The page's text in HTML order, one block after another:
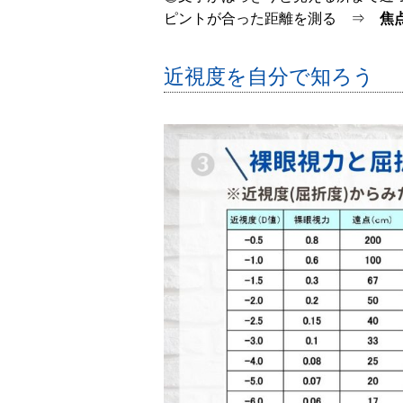
ピントが合った距離を測る ⇒ 焦
近視度を自分で知ろう